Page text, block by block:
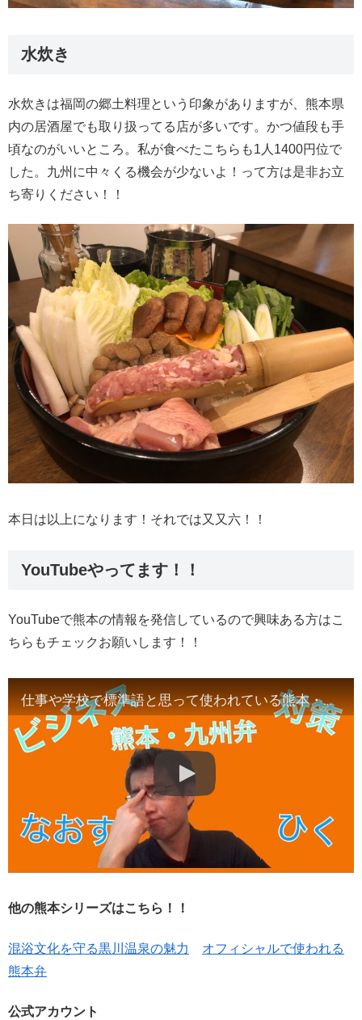
水炊き
水炊きは福岡の郷土料理という印象がありますが、熊本県
内の居酒屋でも取り扱ってる店が多いです。かつ値段も手
頃なのがいいところ。私が食べたこちらも1人1400円位で
した。九州に中々くる機会が少ないよ！って方は是非お立
ち寄りください！！
本日は以上になります！それでは又又六！！
YouTubeやってます！！
YouTubeで熊本の情報を発信しているので興味ある方はこ
ちらもチェックお願いします！！
仕事や学校で標準語と思って使われている熊本・九州弁対策！
他の熊本シリーズはこちら！！
混浴文化を守る黒川温泉の魅力
オフィシャルで使われる
熊本弁
公式アカウント